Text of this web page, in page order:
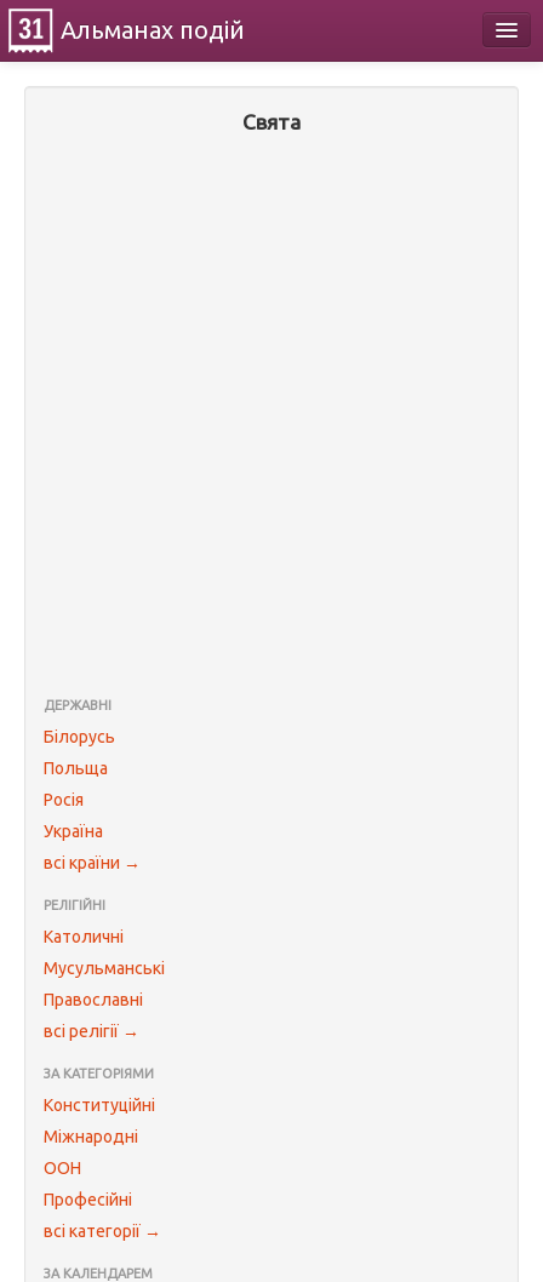
Альманах подій
Свята
ДЕРЖАВНІ
Білорусь
Польща
Росія
Україна
всі країни →
РЕЛІГІЙНІ
Католичні
Мусульманські
Православні
всі релігії →
ЗА КАТЕГОРІЯМИ
Конституційні
Міжнародні
ООН
Професійні
всі категорії →
ЗА КАЛЕНДАРЕМ